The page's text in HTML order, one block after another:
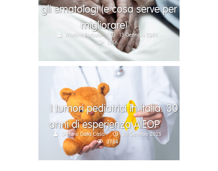
gli ematologi (e cosa serve per
migliorare)
Martina Barbaro
13 Gennaio 2026
1256
I tumori pediatrici in Italia: 30
anni di esperienza AIEOP
Stefano Dalla Casa
30 Gennaio 2025
3784